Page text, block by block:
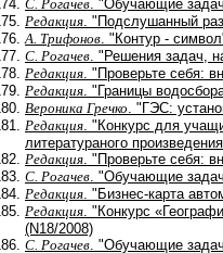
С. Рогачев . "Обучающие
Редакция . "Подслушанный
А. Трифонов . "Контур -
С. Рогачев . "Решения задач,
Редакция . "Проверьте себя:
Редакция . "Границы
Вероника Гречко . "ГЭС:
Редакция . "Конкурс для
литератураного
Редакция . "Проверьте себя:
С. Рогачев . "Обучающие
Редакция . "Бизнес-карта
Редакция . "Конкурс
(N18/2008)
С. Рогачев . "Обучающие